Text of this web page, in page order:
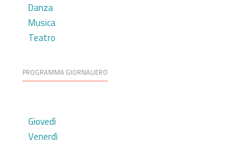
Danza
Musica
Teatro
PROGRAMMA GIORNALIERO
Giovedì
Venerdì